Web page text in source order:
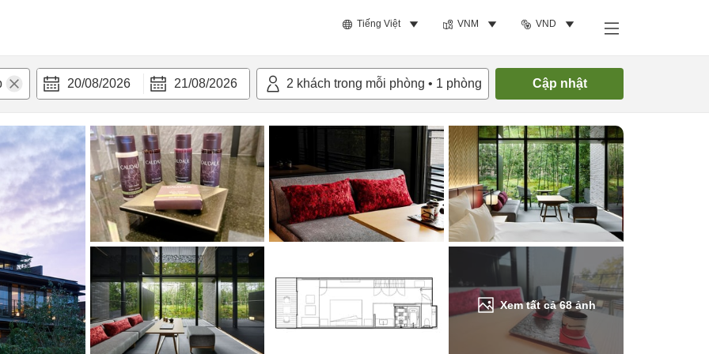
Tiếng Việt VNM VND
20/08/2026 21/08/2026 2 khách trong mỗi phòng • 1 phòng Cập nhật
Xem tất cả68ảnh
nghi Tìm phòng trống